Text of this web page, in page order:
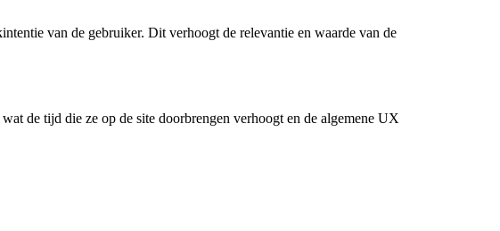
van de gebruiker. Dit verhoogt de relevantie en waarde van de
de tijd die ze op de site doorbrengen verhoogt en de algemene UX